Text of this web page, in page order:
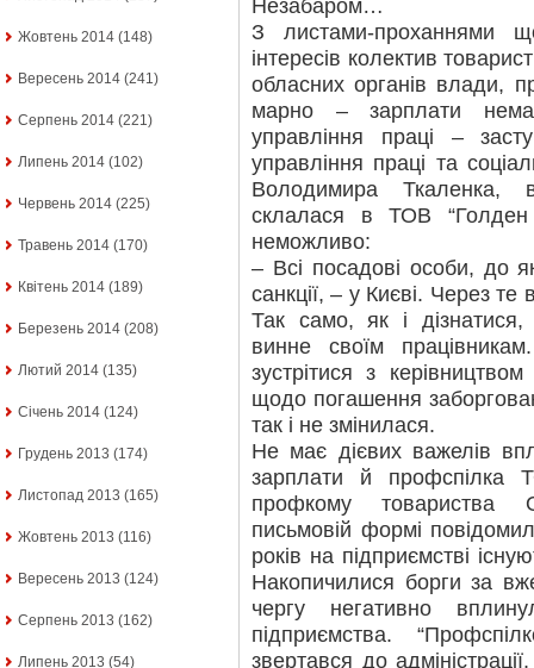
Жовтень 2014 (148)
Вересень 2014 (241)
Серпень 2014 (221)
Липень 2014 (102)
Червень 2014 (225)
Травень 2014 (170)
Квітень 2014 (189)
Березень 2014 (208)
Лютий 2014 (135)
Січень 2014 (124)
Грудень 2013 (174)
Листопад 2013 (165)
Жовтень 2013 (116)
Вересень 2013 (124)
Серпень 2013 (162)
Липень 2013 (54)
Незабаром…
З листами-проханнями
інтересів колектив
обласних органів влади,
марно – зарплати
управління праці –
управління праці та
Володимира Ткаленка,
склалася в ТОВ “Голден
неможливо:
– Всі посадові особи, до
санкції, – у Києві. Через
Так само, як і дізнатися,
винне своїм
зустрітися з
щодо погашення
так і не змінилася.
Не має дієвих важелів
зарплати й профспілка
профкому товариства
письмовій формі
років на підприємстві
Накопичилися борги за
чергу негативно
підприємства.
звертався до